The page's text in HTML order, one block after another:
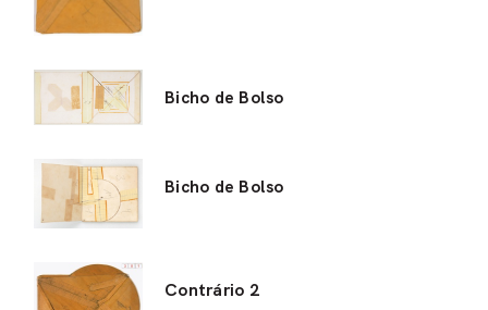
Bicho de Bolso
Bicho de Bolso
Contrário 2